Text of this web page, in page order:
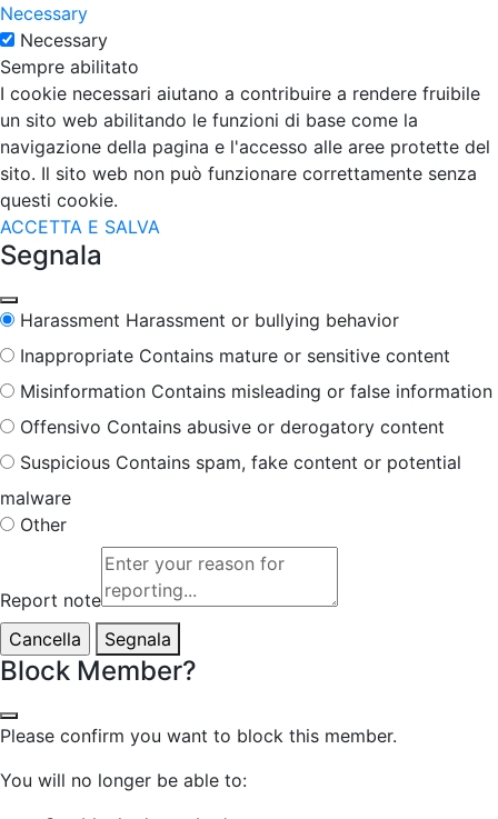
Necessary
Necessary
Sempre abilitato
I cookie necessari aiutano a contribuire a rendere fruibile
un sito web abilitando le funzioni di base come la
navigazione della pagina e l'accesso alle aree protette del
sito. Il sito web non può funzionare correttamente senza
questi cookie.
ACCETTA E SALVA
Segnala
Harassment Harassment or bullying behavior
Inappropriate Contains mature or sensitive content
Misinformation Contains misleading or false information
Offensivo Contains abusive or derogatory content
Suspicious Contains spam, fake content or potential
malware
Other
Report note
Segnala
Block Member?
Please confirm you want to block this member.
You will no longer be able to: